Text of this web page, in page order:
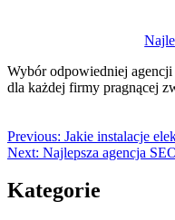
Wybór odpowiedniej
dla każdej firmy pragnącej
Previous: Jakie instalacje
Next: Najlepsza agencja
Kategorie